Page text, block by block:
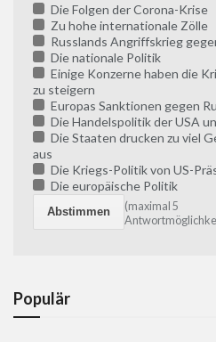
Die Folgen der Corona-Krise
Zu hohe internationale Zölle
Russlands Angriffskrieg
Die nationale Politik
Einige Konzerne haben die
zu steigern
Europas Sanktionen gegen
Die Handelspolitik der USA
Die Staaten drucken zu viel
aus
Die Kriegs-Politik von US-
Die europäische Politik
(maximal 5
Populär